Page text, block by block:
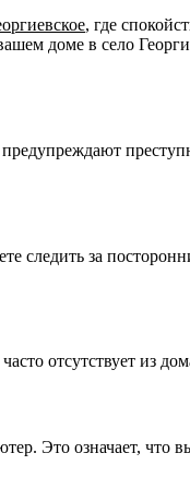
, где
доме в село
за
отсутствует из
Это означает, что